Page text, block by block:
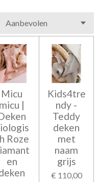
Micu
micu |
Roze
en
Kids4tre
ndy -
Teddy
deken
met
naam
grijs
€ 110,00